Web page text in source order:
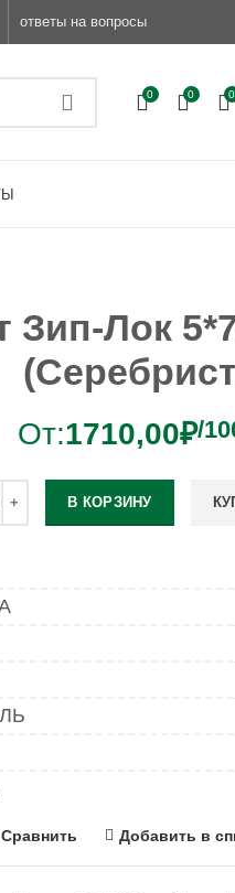
ответы на вопросы
0 0 0
Зип-Лок
От:1710,00₽/
В КОРЗИНУ
Сравнить Добавить в